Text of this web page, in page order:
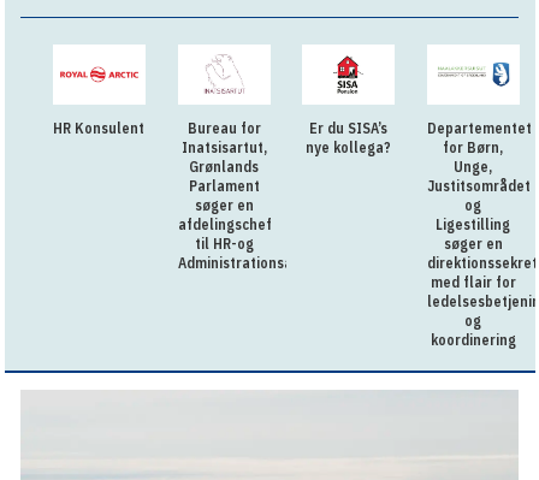
HR Konsulent
Bureau for
Inatsisartut,
Grønlands
Parlament
søger en
afdelingschef
til HR-og
Administrationsafdelingen
Er du SISA’s
nye kollega?
Departementet
for Børn,
Unge,
Justitsområdet
og
Ligestilling
søger en
med flair for
og
koordinering